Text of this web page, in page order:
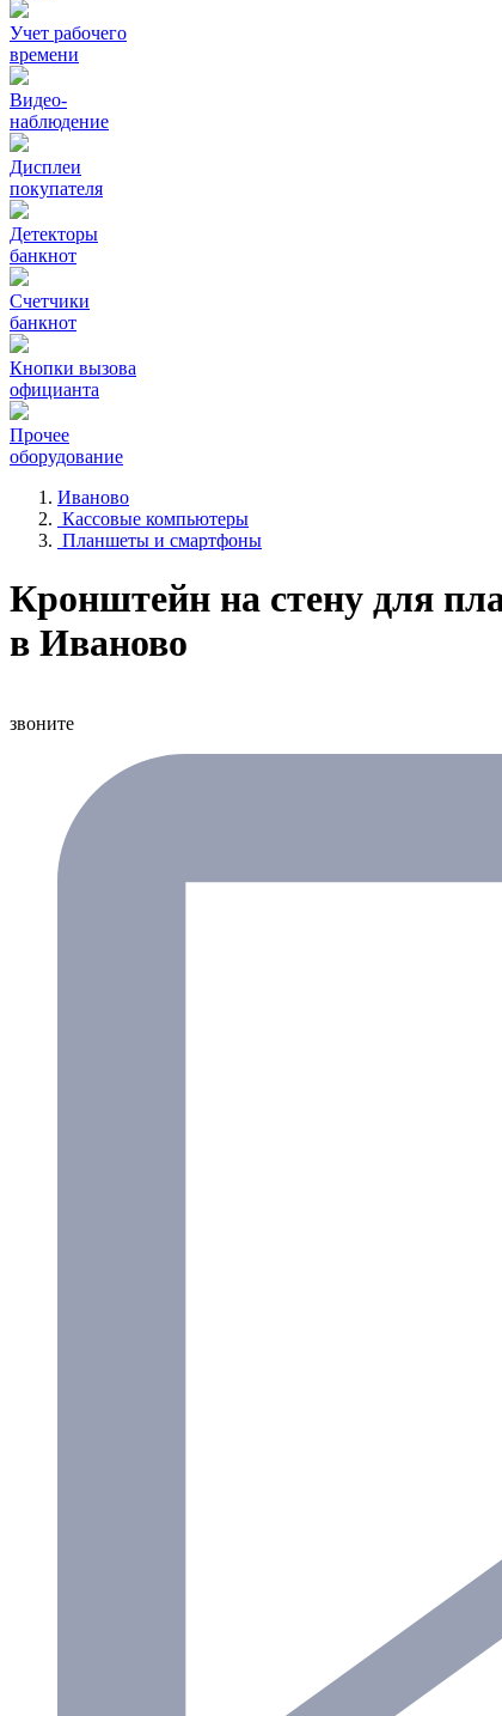
Учет рабочего
времени
Видео‑
наблюдение
Дисплеи
покупателя
Детекторы
банкнот
Счетчики
банкнот
Кнопки вызова
официанта
Прочее
оборудование
Иваново
Кассовые компьютеры
Планшеты и смартфоны
Кронштейн на стену для
в Иваново
звоните